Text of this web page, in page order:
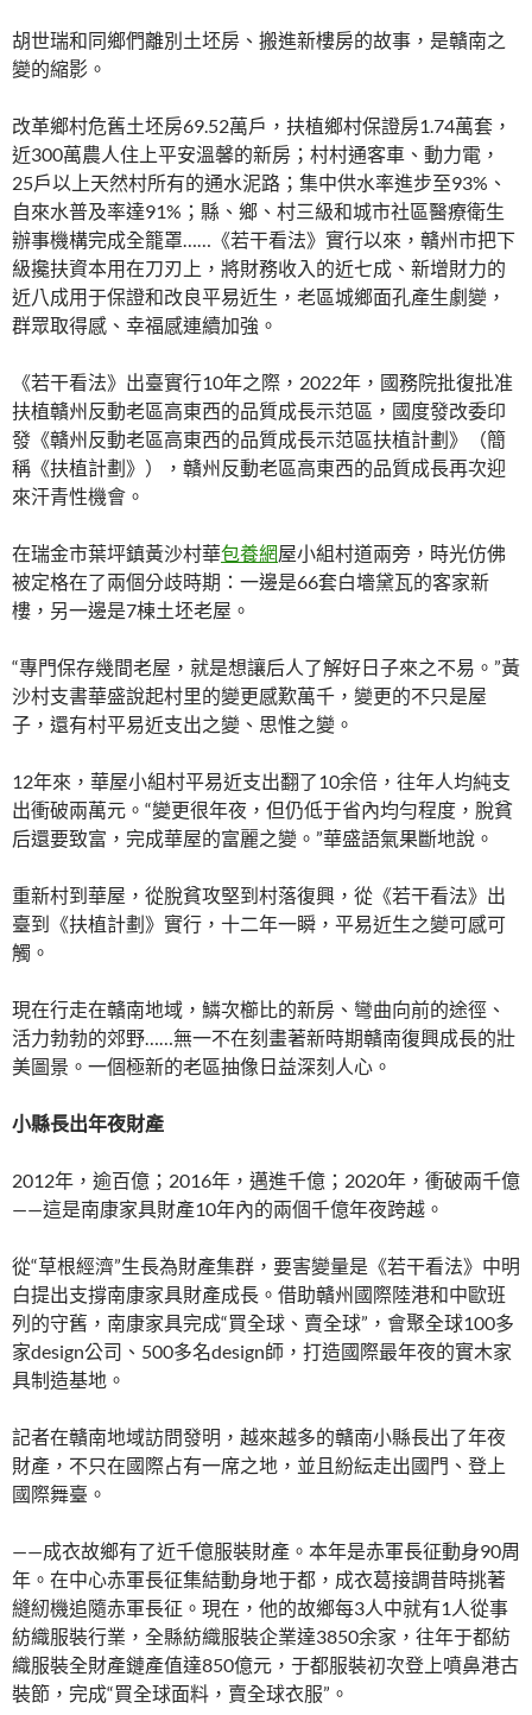
胡世瑞和同鄉們離別土坯房、搬進新樓房的故事，是贛南之
變的縮影。
改革鄉村危舊土坯房69.52萬戶，扶植鄉村保證房1.74萬套，
近300萬農人住上平安溫馨的新房；村村通客車、動力電，
25戶以上天然村所有的通水泥路；集中供水率進步至93%、
自來水普及率達91%；縣、鄉、村三級和城市社區醫療衛生
辦事機構完成全籠罩……《若干看法》實行以來，贛州市把下
級攙扶資本用在刀刃上，將財務收入的近七成、新增財力的
近八成用于保證和改良平易近生，老區城鄉面孔產生劇變，
群眾取得感、幸福感連續加強。
《若干看法》出臺實行10年之際，2022年，國務院批復批准
扶植贛州反動老區高東西的品質成長示范區，國度發改委印
發《贛州反動老區高東西的品質成長示范區扶植計劃》（簡
稱《扶植計劃》），贛州反動老區高東西的品質成長再次迎
來汗青性機會。
在瑞金市葉坪鎮黃沙村華包養網屋小組村道兩旁，時光仿佛
被定格在了兩個分歧時期：一邊是66套白墻黛瓦的客家新
樓，另一邊是7棟土坯老屋。
“專門保存幾間老屋，就是想讓后人了解好日子來之不易。”黃
沙村支書華盛說起村里的變更感歎萬千，變更的不只是屋
子，還有村平易近支出之變、思惟之變。
12年來，華屋小組村平易近支出翻了10余倍，往年人均純支
出衝破兩萬元。“變更很年夜，但仍低于省內均勻程度，脫貧
后還要致富，完成華屋的富麗之變。”華盛語氣果斷地說。
重新村到華屋，從脫貧攻堅到村落復興，從《若干看法》出
臺到《扶植計劃》實行，十二年一瞬，平易近生之變可感可
觸。
現在行走在贛南地域，鱗次櫛比的新房、彎曲向前的途徑、
活力勃勃的郊野……無一不在刻畫著新時期贛南復興成長的壯
美圖景。一個極新的老區抽像日益深刻人心。
小縣長出年夜財產
2012年，逾百億；2016年，邁進千億；2020年，衝破兩千億
——這是南康家具財產10年內的兩個千億年夜跨越。
從“草根經濟”生長為財產集群，要害變量是《若干看法》中明
白提出支撐南康家具財產成長。借助贛州國際陸港和中歐班
列的守舊，南康家具完成“買全球、賣全球”，會聚全球100多
家design公司、500多名design師，打造國際最年夜的實木家
具制造基地。
記者在贛南地域訪問發明，越來越多的贛南小縣長出了年夜
財產，不只在國際占有一席之地，並且紛紜走出國門、登上
國際舞臺。
——成衣故鄉有了近千億服裝財產。本年是赤軍長征動身90周
年。在中心赤軍長征集結動身地于都，成衣葛接調昔時挑著
縫紉機追隨赤軍長征。現在，他的故鄉每3人中就有1人從事
紡織服裝行業，全縣紡織服裝企業達3850余家，往年于都紡
織服裝全財產鏈產值達850億元，于都服裝初次登上噴鼻港古
裝節，完成“買全球面料，賣全球衣服”。